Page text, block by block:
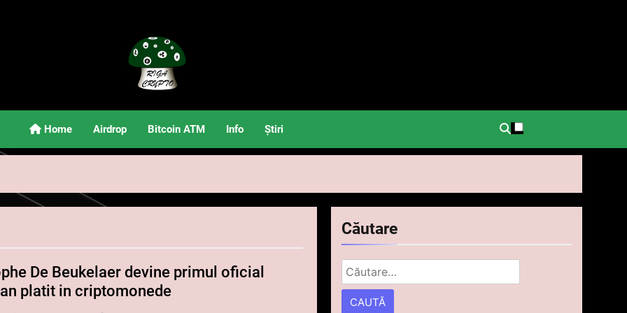
Riga Crypto
Știri Și Informații Despre Criptomonede.
Home Airdrop Bitcoin ATM Info Știri
De Beukelaer devine primul oficial
platit in criptomonede
Căutare
Caută
după: